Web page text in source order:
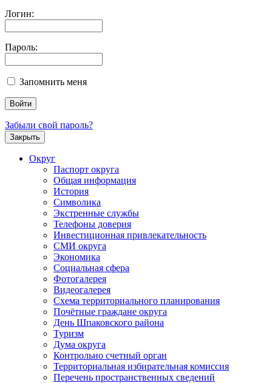
Логин:
Пароль:
Запомнить меня
Забыли свой пароль?
Закрыть
Округ
Паспорт округа
Общая информация
История
Символика
Экстренные службы
Телефоны доверия
Инвестиционная привлекательность
СМИ округа
Экономика
Социальная сфера
Фотогалерея
Видеогалерея
Схема территориального планирования
Почётные граждане округа
День Шпаковского района
Туризм
Дума округа
Контрольно счетный орган
Территориальная избирательная комиссия
Перечень пространственных сведений